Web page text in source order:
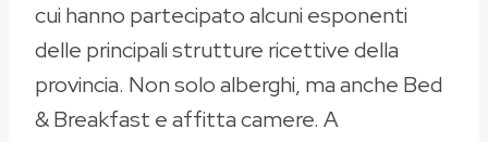
cui hanno partecipato alcuni esponenti
delle principali strutture ricettive della
provincia. Non solo alberghi, ma anche Bed
& Breakfast e affitta camere. A